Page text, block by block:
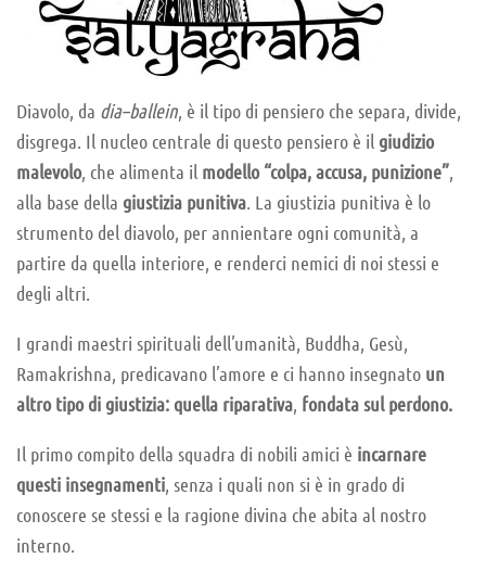
Diavolo, da dia–ballein, è il tipo di pensiero che separa, divide,
disgrega. Il nucleo centrale di questo pensiero è il giudizio
malevolo, che alimenta il modello “colpa, accusa, punizione”,
alla base della giustizia punitiva. La giustizia punitiva è lo
strumento del diavolo, per annientare ogni comunità, a
partire da quella interiore, e renderci nemici di noi stessi e
degli altri.
I grandi maestri spirituali dell’umanità, Buddha, Gesù,
Ramakrishna, predicavano l’amore e ci hanno insegnato un
altro tipo di giustizia: quella riparativa, fondata sul perdono.
Il primo compito della squadra di nobili amici è incarnare
questi insegnamenti, senza i quali non si è in grado di
conoscere se stessi e la ragione divina che abita al nostro
interno.